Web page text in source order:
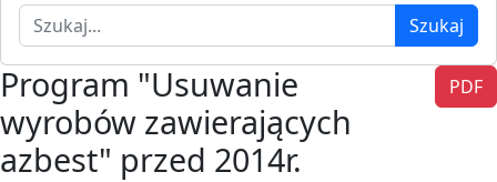
Szukaj Szukaj
PDF
Program "Usuwanie
wyrobów zawierających
azbest" przed 2014r.